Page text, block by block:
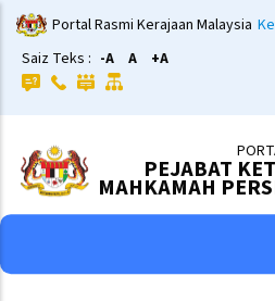
Skip
to
main
content
Portal Rasmi Kerajaan Malaysia
Saiz Teks : -A A +A
PEJABAT
MAHKAMAH